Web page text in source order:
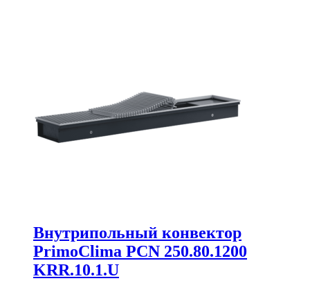
Внутрипольный конвектор
PrimoClima PCN 250.80.1200
KRR.10.1.U